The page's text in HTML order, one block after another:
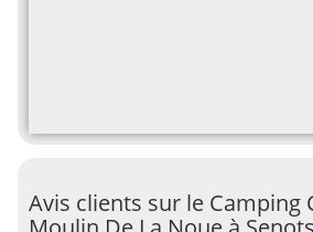
Avis clients sur le Camping